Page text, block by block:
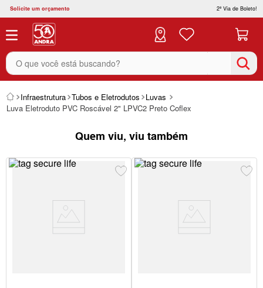
Solicite um orçamento 2ª Via de Boleto!
O que você está buscando?
Infraestrutura Tubos e Eletrodutos
Luvas
Luva Eletroduto PVC Roscável 2" LPVC2 Preto Coflex
Quem viu, viu também